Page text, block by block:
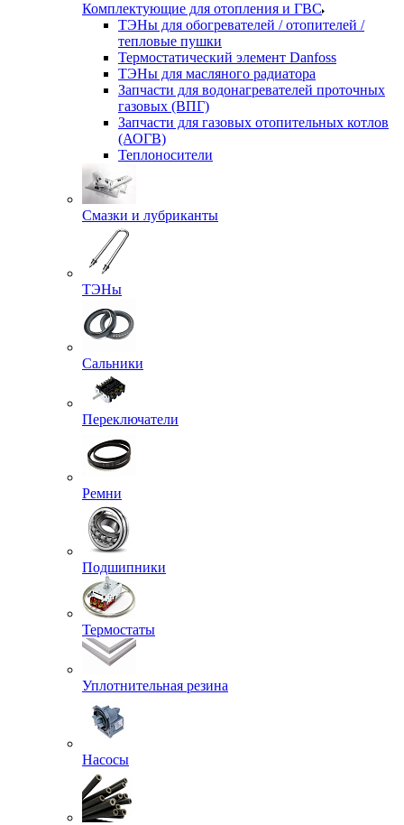
Комплектующие для отопления и ГВС
ТЭНы для обогревателей / отопителей /
тепловые пушки
Термостатический элемент Danfoss
ТЭНы для масляного радиатора
Запчасти для водонагревателей проточных
газовых (ВПГ)
Запчасти для газовых отопительных котлов
(АОГВ)
Теплоносители
Смазки и лубриканты
ТЭНы
Сальники
Переключатели
Ремни
Подшипники
Термостаты
Уплотнительная резина
Насосы